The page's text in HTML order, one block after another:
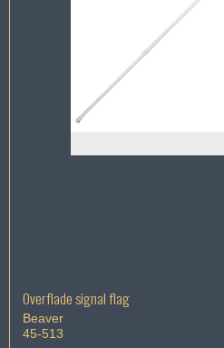
Overflade signal flag
Beaver
45-513